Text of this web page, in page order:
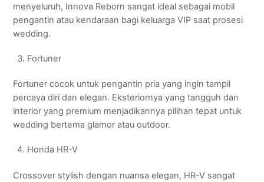
menyeluruh, Innova Reborn sangat ideal sebagai mobil
pengantin atau kendaraan bagi keluarga VIP saat prosesi
wedding.
Fortuner
Fortuner cocok untuk pengantin pria yang ingin tampil
percaya diri dan elegan. Eksteriornya yang tangguh dan
interior yang premium menjadikannya pilihan tepat untuk
wedding bertema glamor atau outdoor.
Honda HR-V
Crossover stylish dengan nuansa elegan, HR-V sangat